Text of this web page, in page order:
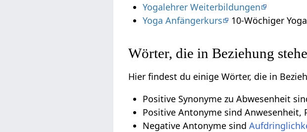
Yogalehrer Weiterbildungen
Yoga Anfängerkurs
10-Wöchiger
Wörter, die in Beziehung
Hier findest du einige Wörter, die in
Positive Synonyme zu Abwesenheit
Positive Antonyme sind Anwesenheit,
Negative Antonyme sind